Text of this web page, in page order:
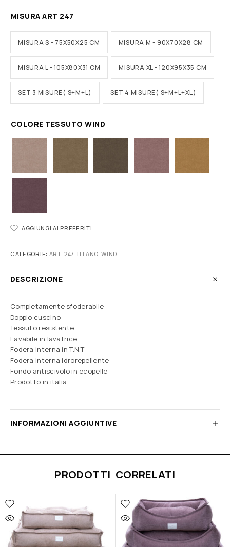
MISURA ART 247
MISURA S - 75X50X25 CM MISURA M - 90X70X28 CM
MISURA L - 105X80X31 CM MISURA XL - 120X95X35 CM
SET 3 MISURE( S+M+L) SET 4 MISURE( S+M+L+XL)
COLORE TESSUTO WIND
AGGIUNGI AI PREFERITI
CATEGORIE: ART. 247 TITANO,WIND
DESCRIZIONE
Completamente sfoderabile
Doppio cuscino
Tessuto resistente
Lavabile in lavatrice
Fodera interna in T.N.T
Fodera interna idrorepellente
Fondo antiscivolo in ecopelle
Prodotto in italia
INFORMAZIONI AGGIUNTIVE
PRODOTTI CORRELATI